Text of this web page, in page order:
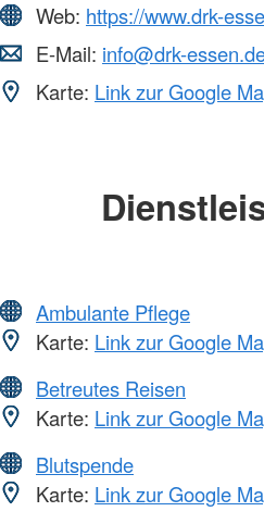
Web: https://www.drk-
E-Mail: info@drk-
Karte: Link zur Google
Ambulante Pflege
Karte: Link zur Google
Betreutes Reisen
Karte: Link zur Google
Blutspende
Karte: Link zur Google